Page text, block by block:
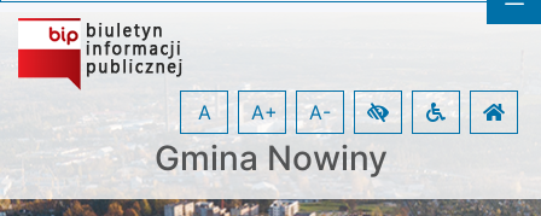
Gmina Nowiny
A A+ A-